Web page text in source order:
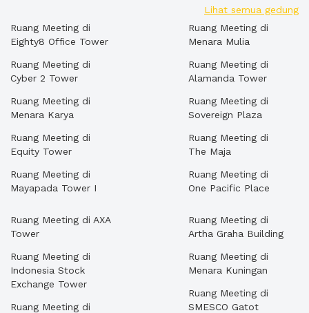
Lihat semua gedung
Ruang Meeting di
Eighty8 Office Tower
Ruang Meeting di
Cyber 2 Tower
Ruang Meeting di
Menara Karya
Ruang Meeting di
Equity Tower
Ruang Meeting di
Mayapada Tower I
Ruang Meeting di
Menara Mulia
Ruang Meeting di
Alamanda Tower
Ruang Meeting di
Sovereign Plaza
Ruang Meeting di
The Maja
Ruang Meeting di
One Pacific Place
Ruang Meeting di AXA
Tower
Ruang Meeting di
Indonesia Stock
Exchange Tower
Ruang Meeting di
Ruang Meeting di
Artha Graha Building
Ruang Meeting di
Menara Kuningan
Ruang Meeting di
SMESCO Gatot